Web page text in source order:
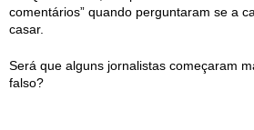
comentários” quando perguntaram se a
casar.
Será que alguns jornalistas começaram
falso?